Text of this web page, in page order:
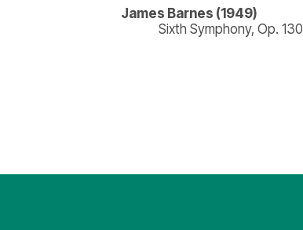
James Barnes (1949)
Sixth Symphony, Op. 130